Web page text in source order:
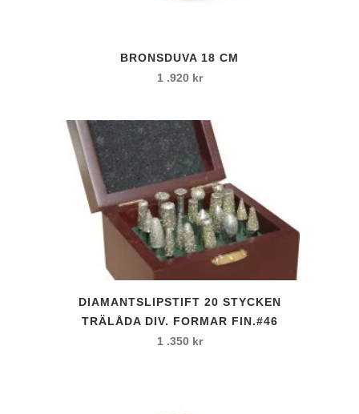
BRONSDUVA 18 CM
1 .920 kr
DIAMANTSLIPSTIFT 20 STYCKEN
TRÄLÅDA DIV. FORMAR FIN.#46
1 .350 kr